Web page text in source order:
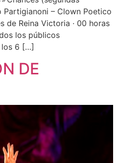
Partigianoni – Clown Poetico
de Reina Victoria · 00 horas
los públicos
los 6 […]
DE